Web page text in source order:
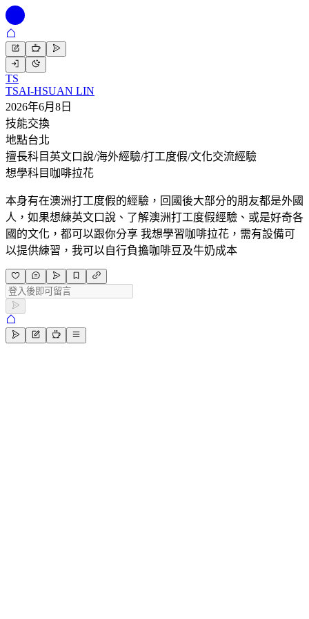
TS
TSAI-HSUAN LIN
2026年6月8日
技能交換
地點台北
擅長科目英文口說/海外經驗/打工度假/文化交流經驗
想學科目 咖啡拉花
本身有在澳洲打工度假的經驗，回國後大部分的朋友都是外國
人，如果想練英文口說、了解澳洲打工度假經驗、或是好奇各
國的文化，都可以跟你分享 我想學習咖啡拉花，需有設備可
以提供練習，我可以自行負擔咖啡豆及牛奶成本